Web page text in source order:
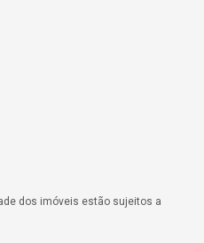
dos imóveis estão sujeitos a